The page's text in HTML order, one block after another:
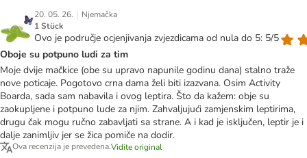
20. 05. 26. | Njemačka
1 Stück
Ovo je područje ocjenjivanja zvjezdicama od nula do 5: 5/5
Oboje su potpuno ludi za tim
Moje dvije mačkice (obe su upravo napunile godinu dana) stalno traže
nove poticaje. Pogotovo crna dama želi biti izazvana. Osim Activity
Boarda, sada sam nabavila i ovog leptira. Što da kažem: obje su
zaokupljene i potpuno lude za njim. Zahvaljujući zamjenskim leptirima,
drugu čak mogu ručno zabavljati sa strane. A i kad je isključen, leptir je i
dalje zanimljiv jer se žica pomiče na dodir.
Ova recenzija je prevedena.Vidite original